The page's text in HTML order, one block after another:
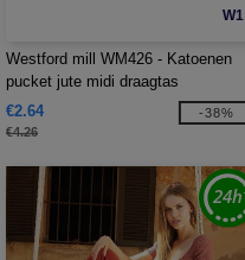
W1
Westford mill WM426 - Katoenen
pucket jute midi draagtas
€2.64
€4.26
-38%